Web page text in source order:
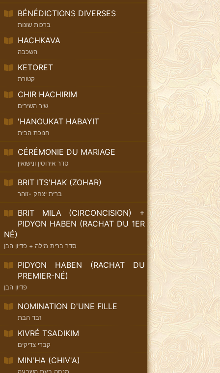
BÉNÉDICTIONS DIVERSES
ברכות שונות
HACHKAVA
השכבה
KETORET
קטורת
CHIR HACHIRIM
שיר השירים
'HANOUKAT HABAYIT
חנוכת הבית
CÉRÉMONIE DU MARIAGE
סדר אירוסין ונישואין
BRIT ITS'HAK (ZOHAR)
ברית יצחק -זוהר
BRIT MILA (CIRCONCISION) +
PIDYON HABEN (RACHAT DU 1ER
NÉ)
סדר ברית מילה + פדיון הבן
PIDYON HABEN (RACHAT DU
PREMIER-NÉ)
פדיון הבן
NOMINATION D'UNE FILLE
זבד הבת
KIVRÉ TSADIKIM
קברי צדיקים
MIN'HA (CHIV'A)